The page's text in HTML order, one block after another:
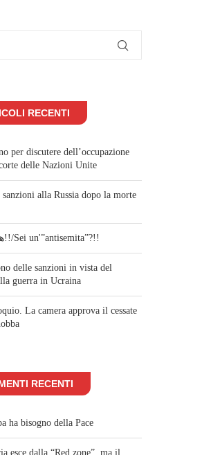
RECENTI
per discutere dell’occupazione
delle Nazioni Unite
alla Russia dopo la morte
هل أنت “معادٍ للساميّة”؟!!/Sei un'”antisemita”?!!
delle sanzioni in vista del
guerra in Ucraina
La camera approva il cessate
RECENTI
ha bisogno della Pace
esce dalla “Red zone”, ma il